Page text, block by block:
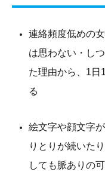
連絡頻度低めの
は思わない・し
た理由から、1日
る
絵文字や顔文字
りとりが続いた
しても脈ありの